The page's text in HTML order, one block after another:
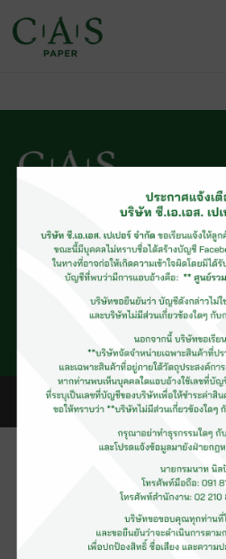
© CAS PAPER All
นโยบายคุ้มครองข้อมูลส่วนบุคคลของ